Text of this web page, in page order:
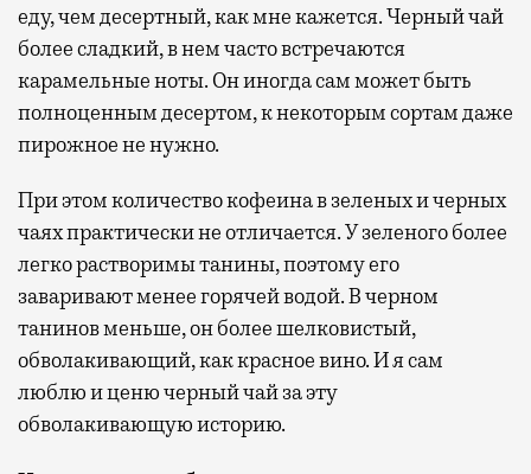
еду, чем десертный, как мне кажется. Черный чай
более сладкий, в нем часто встречаются
карамельные ноты. Он иногда сам может быть
полноценным десертом, к некоторым сортам даже
пирожное не нужно.
При этом количество кофеина в зеленых и черных
чаях практически не отличается. У зеленого более
легко растворимы танины, поэтому его
заваривают менее горячей водой. В черном
танинов меньше, он более шелковистый,
обволакивающий, как красное вино. И я сам
люблю и ценю черный чай за эту
обволакивающую историю.